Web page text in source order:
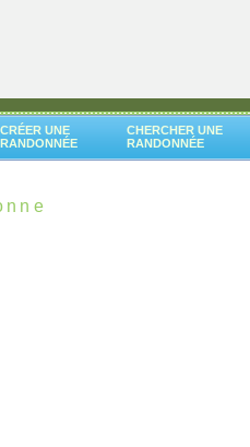
CRÉER UNE
RANDONNÉE
CHERCHER UNE
RANDONNÉE